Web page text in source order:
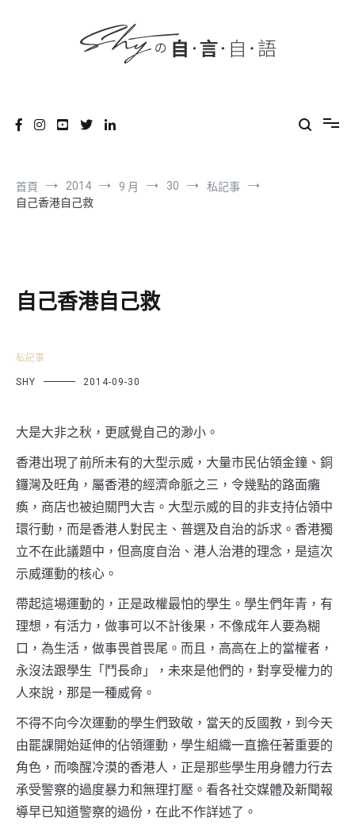
首頁 2014 9 月 30
私記事
自己香港自己救
自己香港自己救
私記事
SHY 2014-09-30
大是大非之秋，更感覺自己的渺小。
香港出現了前所未有的大型示威，大量市民佔領金鐘、銅
鑼灣及旺角，屬香港的經濟命脈之三，令幾點的路面癱
瘓，商店也被迫關門大吉。大型示威的目的非支持佔領中
環行動，而是香港人對民主、普選及自治的訴求。香港獨
立不在此議題中，但高度自治、港人治港的理念，是這次
示威運動的核心。
帶起這場運動的，正是政權最怕的學生。學生們年青，有
理想，有活力，做事可以不計後果，不像成年人要為糊
口，為生活，做事畏首畏尾。而且，高高在上的當權者，
永沒法跟學生「鬥長命」，未來是他們的，對享受權力的
人來說，那是一種威脅。
不得不向今次運動的學生們致敬，當天的反國教，到今天
由罷課開始延伸的佔領運動，學生組織一直擔任著重要的
角色，而喚醒冷漠的香港人，正是那些學生用身體力行去
承受警察的過度暴力和無理打壓。看各社交媒體及新聞報
導早已知道警察的過份，在此不作詳述了。